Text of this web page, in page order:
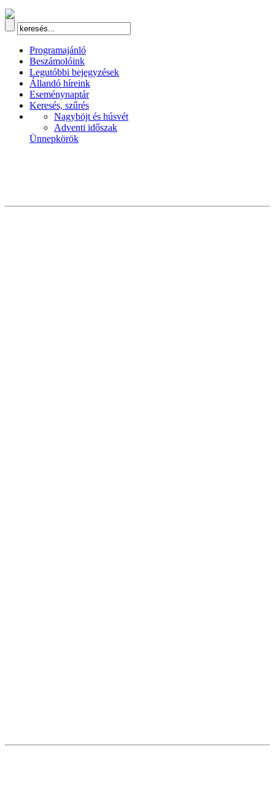
Programajánló
Beszámolóink
Legutóbbi bejegyzések
Állandó híreink
Eseménynaptár
Keresés, szűrés
Nagyböjt és húsvét
Adventi időszak
Ünnepkörök